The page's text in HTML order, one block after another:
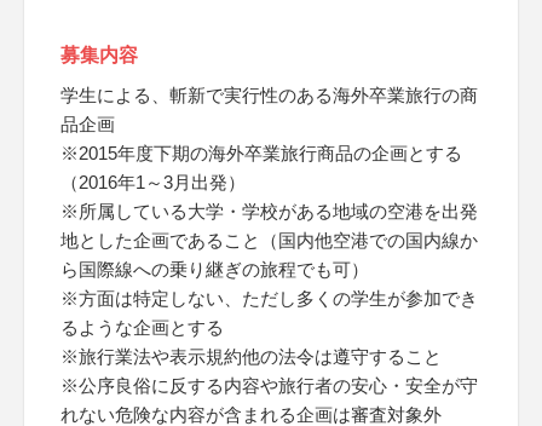
募集内容
学生による、斬新で実行性のある海外卒業旅行の商
品企画
※2015年度下期の海外卒業旅行商品の企画とする
（2016年1～3月出発）
※所属している大学・学校がある地域の空港を出発
地とした企画であること（国内他空港での国内線か
ら国際線への乗り継ぎの旅程でも可）
※方面は特定しない、ただし多くの学生が参加でき
るような企画とする
※旅行業法や表示規約他の法令は遵守すること
※公序良俗に反する内容や旅行者の安心・安全が守
れない危険な内容が含まれる企画は審査対象外